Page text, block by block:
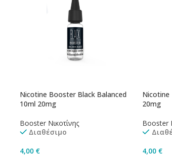
Nicotine Booster Black Balanced
10ml 20mg
Booster Νικοτίνης
Διαθέσιμο
4,00 €
Nicotine
20mg
Booster
4,00 €